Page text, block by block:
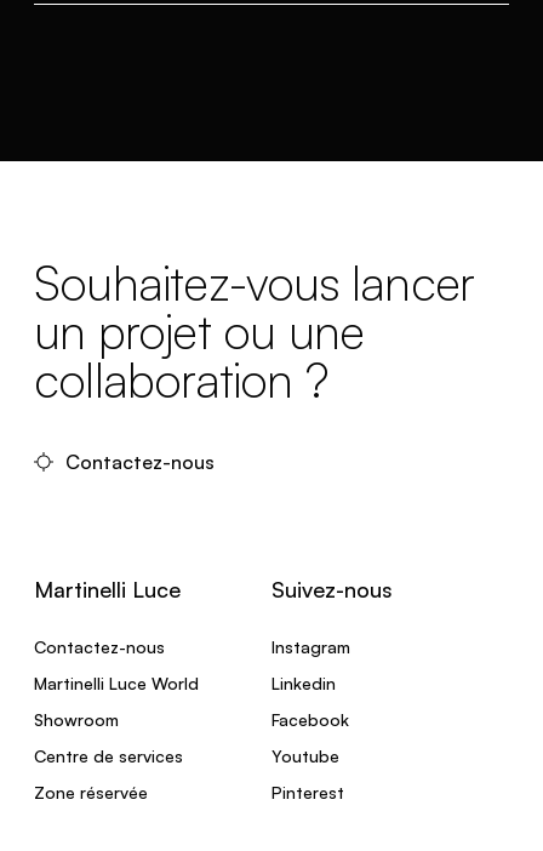
Souhaitez-vous lancer
un projet ou une
collaboration ?
Contactez-nous
Martinelli Luce
Contactez-nous
Martinelli Luce World
Showroom
Centre de services
Zone réservée
Suivez-nous
Instagram
Linkedin
Facebook
Youtube
Pinterest